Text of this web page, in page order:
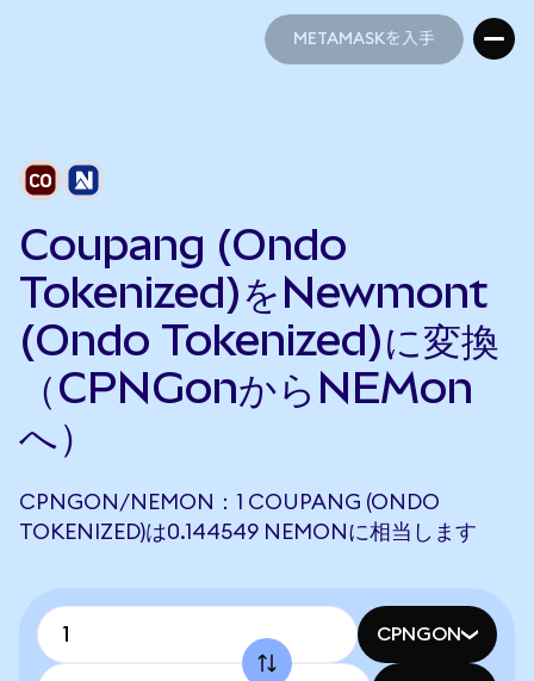
METAMASKを入手
Coupang (Ondo
Tokenized)をNewmont
(Ondo Tokenized)に変換
（CPNGonからNEMon
へ）
CPNGON/NEMON：1 COUPANG (ONDO
TOKENIZED)は0.144549 NEMONに相当します
CPNGON